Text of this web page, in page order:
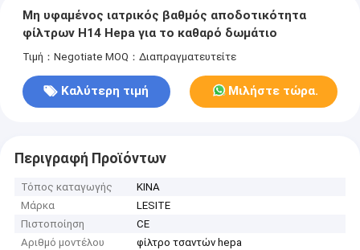
Μη υφαμένος ιατρικός βαθμός αποδοτικότητα
φίλτρων H14 Hepa για το καθαρό δωμάτιο
Τιμή：Negotiate MOQ：Διαπραγματευτείτε
Καλύτερη τιμή Μιλήστε τώρα.
Περιγραφή Προϊόντων
Τόπος καταγωγής
ΚΙΝΑ
Μάρκα
LESITE
Πιστοποίηση
CE
Αριθμό μοντέλου
φίλτρο τσαντών hepa